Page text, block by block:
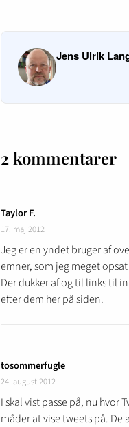
Jens Ulrik
2 kommentarer
Taylor F.
17. maj 2012
Jeg er en yndet bruger af
emner, som jeg meget
Der dukker af og til links til
efter dem her på siden.
tosommerfugle
24. august 2012
I skal vist passe på, nu hvor
måder at vise tweets på. De